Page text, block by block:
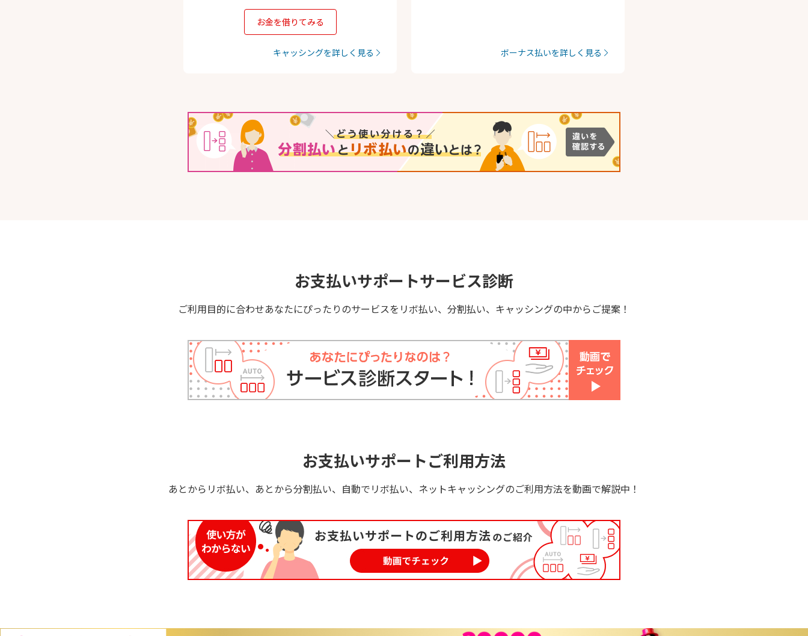
お金を借りてみる
キャッシングを詳しく見る ボーナス払いを詳しく見る
お支払いサポートサービス診断
ご利用目的に合わせあなたにぴったりのサービスをリボ払い、分割払い、キャッシングの中からご提案！
お支払いサポートご利用方法
あとからリボ払い、あとから分割払い、自動でリボ払い、ネットキャッシングのご利用方法を動画で解説中！